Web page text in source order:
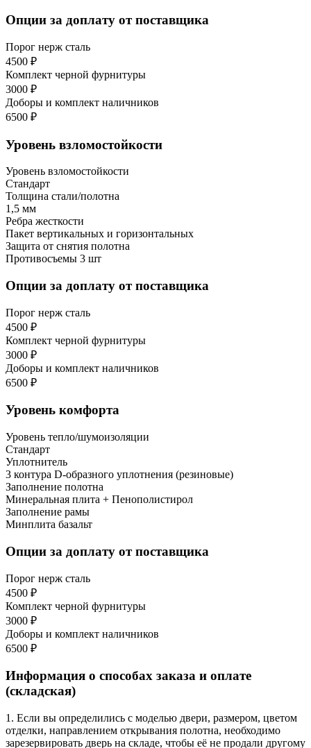
Опции за доплату от поставщика
Порог нерж сталь
4500 ₽
Комплект черной фурнитуры
3000 ₽
Доборы и комплект наличников
6500 ₽
Уровень взломостойкости
Уровень взломостойкости
Стандарт
Толщина стали/полотна
1,5 мм
Ребра жесткости
Пакет вертикальных и горизонтальных
Защита от снятия полотна
Противосъемы 3 шт
Опции за доплату от поставщика
Порог нерж сталь
4500 ₽
Комплект черной фурнитуры
3000 ₽
Доборы и комплект наличников
6500 ₽
Уровень комфорта
Уровень тепло/шумоизоляции
Стандарт
Уплотнитель
3 контура D-образного уплотнения (резиновые)
Заполнение полотна
Минеральная плита + Пенополистирол
Заполнение рамы
Минплита базальт
Опции за доплату от поставщика
Порог нерж сталь
4500 ₽
Комплект черной фурнитуры
3000 ₽
Доборы и комплект наличников
6500 ₽
Информация о способах заказа и оплате
(складская)
1. Если вы определились с моделью двери, размером, цветом
отделки, направлением открывания полотна, необходимо
зарезервировать дверь на складе, чтобы её не продали другому